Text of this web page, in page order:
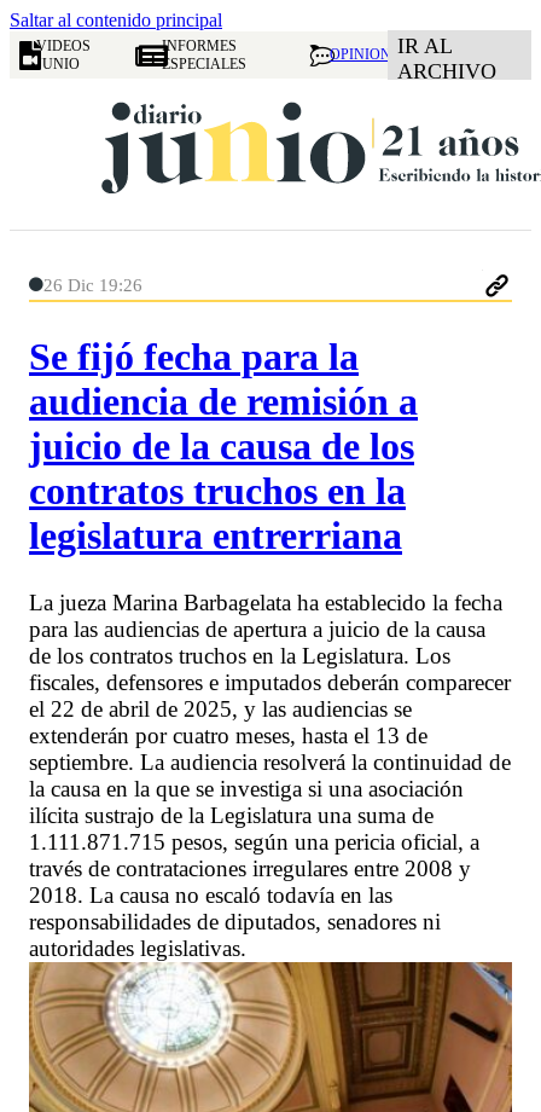
Saltar al contenido principal
VIDEOS
JUNIO
INFORMES
ESPECIALES
OPINION IR AL
ARCHIVO
26 Dic 19:26
Se fijó fecha para la
audiencia de remisión a
juicio de la causa de los
contratos truchos en la
legislatura entrerriana
La jueza Marina Barbagelata ha establecido la fecha
para las audiencias de apertura a juicio de la causa
de los contratos truchos en la Legislatura. Los
fiscales, defensores e imputados deberán comparecer
el 22 de abril de 2025, y las audiencias se
extenderán por cuatro meses, hasta el 13 de
septiembre. La audiencia resolverá la continuidad de
la causa en la que se investiga si una asociación
ilícita sustrajo de la Legislatura una suma de
1.111.871.715 pesos, según una pericia oficial, a
través de contrataciones irregulares entre 2008 y
2018. La causa no escaló todavía en las
responsabilidades de diputados, senadores ni
autoridades legislativas.